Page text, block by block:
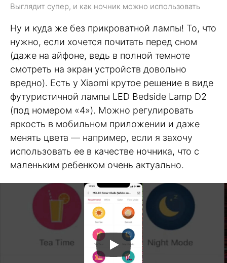
Выглядит супер, и как ночник можно использовать
Ну и куда же без прикроватной лампы! То, что
нужно, если хочется почитать перед сном
(даже на айфоне, ведь в полной темноте
смотреть на экран устройств довольно
вредно). Есть у Xiaomi крутое решение в виде
футуристичной лампы LED Bedside Lamp D2
(под номером «4»). Можно регулировать
яркость в мобильном приложении и даже
менять цвета — например, если я захочу
использовать ее в качестве ночника, что с
маленьким ребенком очень актуально.